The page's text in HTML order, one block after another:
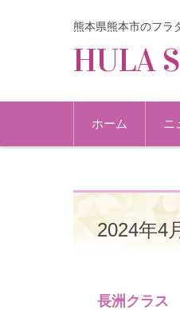
熊本県熊本市のフラ
HULA
コンテンツに移動
ホーム
ニ
2024年4
長洲クラス